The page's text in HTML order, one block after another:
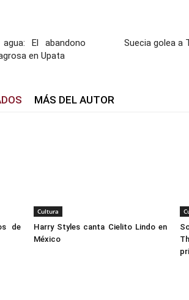
El abandono
en Upata
Suecia golea a
MÁS DEL AUTOR
de
Cultura
Harry Styles canta Cielito Lindo en
México